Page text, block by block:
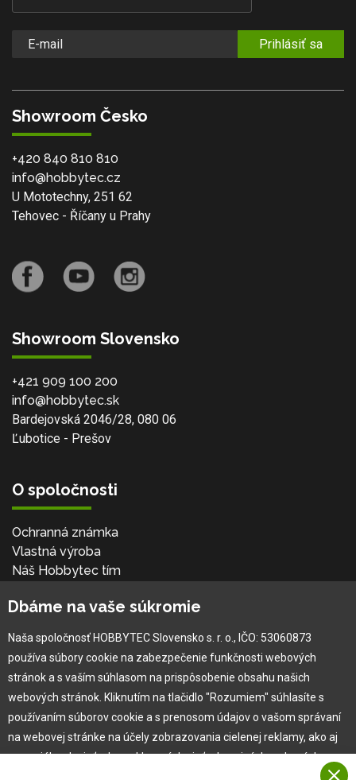
Prihlásiť sa
Showroom Česko
+420 840 810 810
info@hobbytec.cz
U Mototechny, 251 62
Tehovec - Říčany u Prahy
Showroom Slovensko
+421 909 100 200
info@hobbytec.sk
Bardejovská 2046/28, 080 06
Ľubotice - Prešov
O spoločnosti
Ochranná známka
Vlastná výroba
Náš Hobbytec tím
Naša história
Pre zákazníka
Garancia najlepšej ceny
Užívateľský manuál
Dbáme na vaše súkromie
Naša spoločnosť HOBBYTEC Slovensko s. r. o., IČO: 53060873
používa súbory cookie na zabezpečenie funkčnosti webových
stránok a s vaším súhlasom na prispôsobenie obsahu našich
webových stránok. Kliknutím na tlačidlo "Rozumiem" súhlasíte s
používaním súborov cookie a s prenosom údajov o vašom správaní
na webovej stránke na účely zobrazovania cielenej reklamy, ako aj
na sociálnych sieťach a reklamných sieťach na iných webových